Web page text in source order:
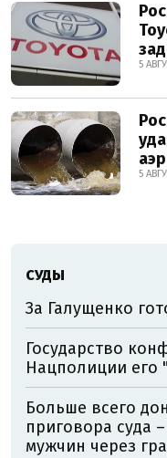
5
5
СУДЫ
За Галущенко
Государство
Нацполиции его
Больше всего
приговора суда
мужчин через